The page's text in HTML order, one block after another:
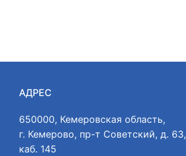
АДРЕС
650000, Кемеровская область,
г. Кемерово, пр-т Советский, д. 63,
каб. 145